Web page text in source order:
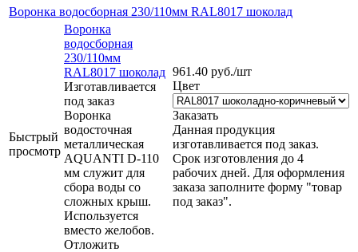
Воронка водосборная 230/110мм RAL8017 шоколад
Быстрый
просмотр
Воронка
водосборная
230/110мм
RAL8017 шоколад
Изготавливается
под заказ
Воронка
водосточная
металлическая
AQUANTI D-110
мм служит для
сбора воды со
сложных крыш.
Используется
вместо желобов.
Отложить
961.40 руб./шт
Цвет
Заказать
Данная продукция
изготавливается под заказ.
Срок изготовления до 4
рабочих дней. Для оформления
заказа заполните форму "товар
под заказ".